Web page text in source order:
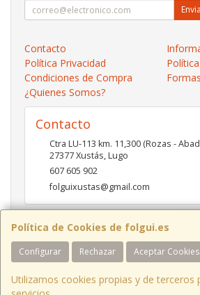
Política de Cookies de folgui.es
Configurar Rechazar Aceptar Cookies
Utilizamos cookies propias y de terceros
Contacto
Política Privacidad
Condiciones de Compra
¿Quienes Somos?
Contacto
Ctra LU-113 km. 11,300 (Rozas -
27377Xustás,Lugo
607 605 902
folguixustas@gmail.com
Horario
Lunes a viernes de 10:00 a 14:00 y de
Sábados de 10:00 a 14:00 y de 16:00 a